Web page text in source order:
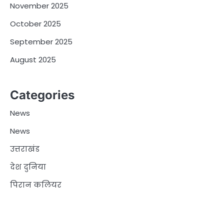
November 2025
October 2025
September 2025
August 2025
Categories
News
News
उत्तराखंड
देश दुनिया
पिरान कलियर